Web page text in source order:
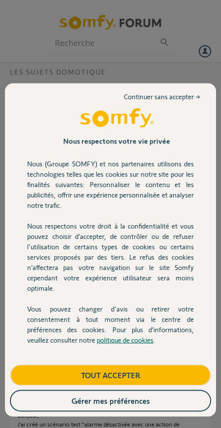
Volet
Sécurité
Domotique
Chauffage
Autres produits
Devis avec un pro
Contact
LES SUJETS DOMOTIQUE
bonjour, le déclenchement d'un scénario au
crépuscule ne fonctionne pas, quels sont
les critères à respecter ?
Je souhaite simuler la présence lorsque l'alarme est activée. Je
l'aube. J'ai réalisé des tests qui fonctionnent lorsque je programme
une heure fixe mais qui ne fonctionnent pas avec l'heure civile...
Y a t-il une règle particulière à respecter ?
Merci,
il y a environ 2 ans
Participer au fil de discussion
Réponses
bonjour,
montrez moi des captures écrans de votre scénarios. Il est tout à fait
possible d'avoir des scénarios aubes/crépuscules, c'est même prévu de
Bonjour,
J'ai créé un scénario test "alarme désactivée avec une action de
Nous respectons votre vie privée
Nous (Groupe SOMFY) et nos partenaires utilisons des
technologies telles que les cookies sur notre site pour les
finalités suivantes: Personnaliser le contenu et les
publicités, offrir une expérience personnalisée et analyser
notre trafic.
Nous respectons votre droit à la confidentialité et vous
pouvez choisir d’accepter, de contrôler ou de refuser
l'utilisation de certains types de cookies ou certains
services proposés par des tiers. Le refus des cookies
n’affectera pas votre navigation sur le site Somfy
cependant votre expérience utilisateur sera moins
optimale.
Vous pouvez changer d'avis ou retirer votre
consentement à tout moment via le centre de
préférences des cookies. Pour plus d’informations,
veuillez consulter notre politique de cookies
Continuer sans accepter →
TOUT ACCEPTER
Gérer mes préférences